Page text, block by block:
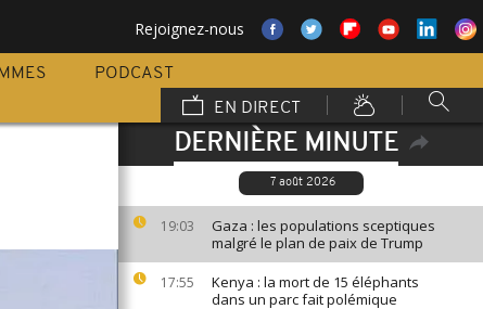
Rejoignez-nous
PODCAST
EN DIRECT
DERNIÈRE MINUTE
7 août 2026
19:03
Gaza : les populations sceptiques
malgré le plan de paix de Trump
17:55
Kenya : la mort de 15 éléphants
dans un parc fait polémique